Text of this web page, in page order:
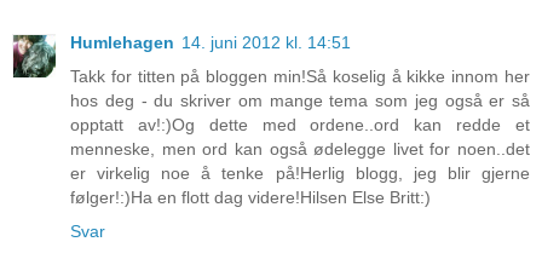
Humlehagen 14. juni 2012 kl. 14:51
Takk for titten på bloggen min!Så koselig å kikke innom her
hos deg - du skriver om mange tema som jeg også er så
opptatt av!:)Og dette med ordene..ord kan redde et
menneske, men ord kan også ødelegge livet for noen..det
er virkelig noe å tenke på!Herlig blogg, jeg blir gjerne
følger!:)Ha en flott dag videre!Hilsen Else Britt:)
Svar